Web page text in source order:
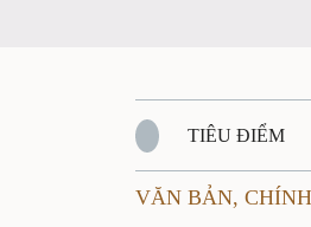
TIÊU ĐIỂM
QUỐC PHÒNG -
VĂN BẢN,